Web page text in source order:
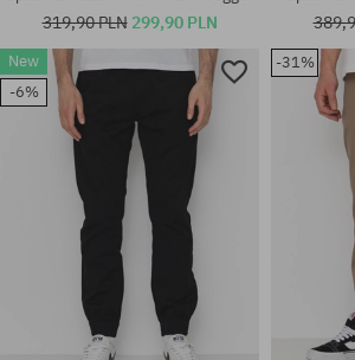
Dostępne rozmiary:
30X30
Dostępne
S; M; L
319,90 PLN 299,90 PLN
New
-6%
-31%